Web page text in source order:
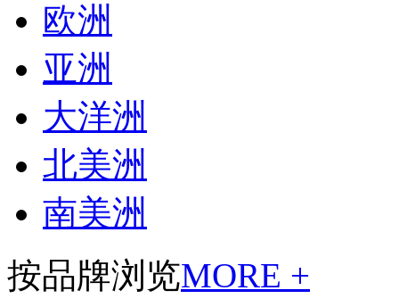
欧洲
亚洲
大洋洲
北美洲
南美洲
按品牌浏览MORE +